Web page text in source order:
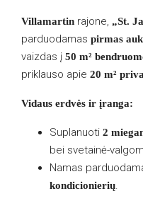
Villamartin rajone, „St.
parduodamas pirmas
vaizdas į 50 m²
priklauso apie 20 m²
Vidaus erdvės ir įranga:
Suplanuoti 2
bei svetainė-
Namas
kondicionierių.